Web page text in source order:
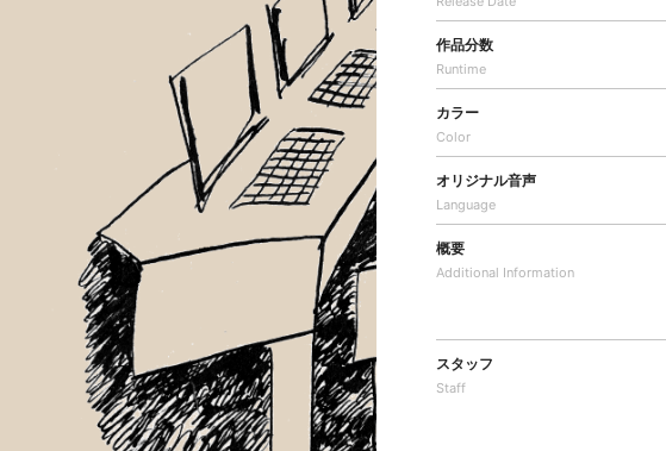
作品分数
Runtime
カラー
Color
オリジナル音声
Language
概要
Additional Information
スタッフ
Staff